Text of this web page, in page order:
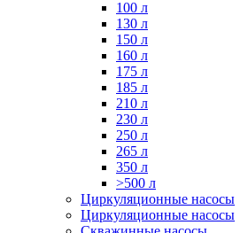
100 л
130 л
150 л
160 л
175 л
185 л
210 л
230 л
250 л
265 л
350 л
>500 л
Циркуляционные насосы
Циркуляционные насосы